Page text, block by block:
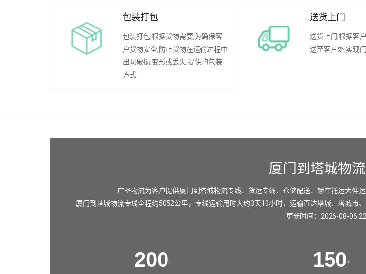
包装打包
包装打包,根据货物需要,为确保客
户货物安全,防止货物在运输过程中
出现破损,变形或丢失,提供的包装
方式
送货上门
送货上门,根据客
送至客户处,实现
厦门到塔城物
广圣物流为客户提供厦门到塔城物流专线、货运专线、仓储配送、轿车托运大件
厦门到塔城物流专线全程约5052公里，专线运输用时大约3天10小时，运输直达塔城、 塔城市、
更新时间：2026-08-06
200+ 150+